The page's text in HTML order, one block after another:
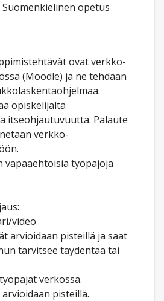
opetus
ovat verkko-
(Moodle) ja ne tehdään
opiskelijalta
itseohjautuvuutta. Palaute
verkko-
vapaaehtoisia työpajoja
video
arvioidaan pisteillä ja saat
tarvitsee täydentää tai
verkossa.
pisteillä.